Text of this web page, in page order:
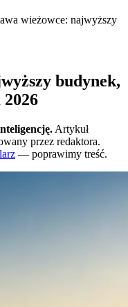
wieżowce: najwyższy
budynek,
Artykuł
przez redaktora.
— poprawimy treść.